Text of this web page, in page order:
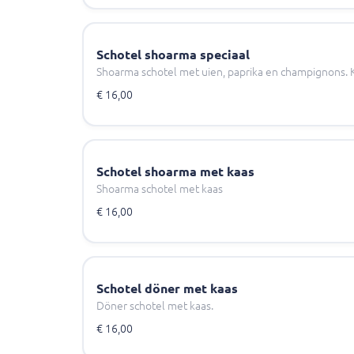
Schotel shoarma speciaal
Shoarma schotel met uien, paprika en champignons.
€ 16,00
Schotel shoarma met kaas
Shoarma schotel met kaas
€ 16,00
Schotel döner met kaas
Döner schotel met kaas.
€ 16,00